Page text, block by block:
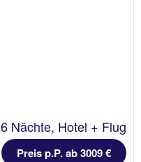
6 Nächte, Hotel + Flug
Preis p.P. ab 3009 €